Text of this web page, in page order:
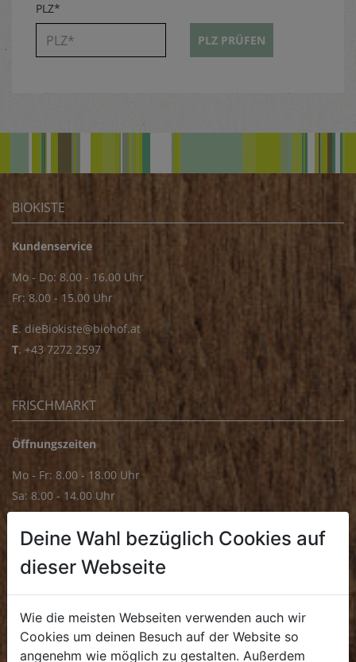
PLZ*
PLZ PRÜFEN
BIOKISTE
Kundenservice
Mo - Do: 8.00 - 16.00 Uhr
Fr: 8.00 - 15.00 Uhr
E. dieBiokiste@biohof.at
T. +43 7272 2597
FRISCHMARKT
Öffnungszeiten
Mo - Fr: 8.00 - 18.00 Uhr
Sa: 8.00 - 14.00 Uhr
Mo - Fr: 8.00 - 16.00 Uhr
. +43 7272 4859 70
Deine Wahl bezüglich Cookies auf
dieser Webseite
Wie die meisten Webseiten verwenden auch wir
Cookies um deinen Besuch auf der Website so
angenehm wie möglich zu gestalten. Außerdem